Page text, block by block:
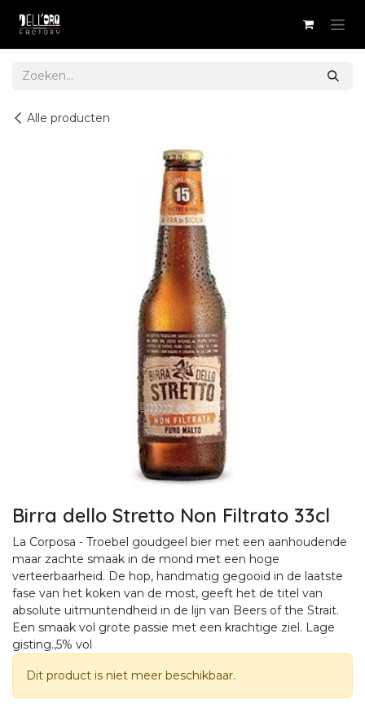
Alle producten
Birra dello Stretto Non Filtrato 33cl
La Corposa - Troebel goudgeel bier met een aanhoudende
maar zachte smaak in de mond met een hoge
verteerbaarheid. De hop, handmatig gegooid in de laatste
fase van het koken van de most, geeft het de titel van
absolute uitmuntendheid in de lijn van Beers of the Strait.
Een smaak vol grote passie met een krachtige ziel. Lage
gisting.,5% vol
Dit product is niet meer beschikbaar.